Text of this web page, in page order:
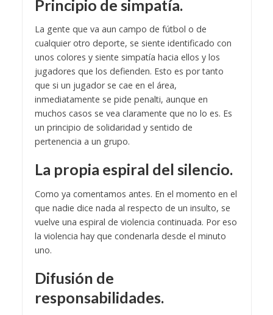
Principio de simpatía.
La gente que va aun campo de fútbol o de
cualquier otro deporte, se siente identificado con
unos colores y siente simpatía hacia ellos y los
jugadores que los defienden. Esto es por tanto
que si un jugador se cae en el área,
inmediatamente se pide penalti, aunque en
muchos casos se vea claramente que no lo es. Es
un principio de solidaridad y sentido de
pertenencia a un grupo.
La propia espiral del silencio.
Como ya comentamos antes. En el momento en el
que nadie dice nada al respecto de un insulto, se
vuelve una espiral de violencia continuada. Por eso
la violencia hay que condenarla desde el minuto
uno.
Difusión de
responsabilidades.